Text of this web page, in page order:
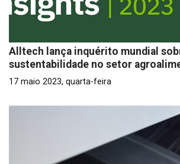
Alltech lança inquérito mundial
sustentabilidade no setor
17 maio 2023, quarta-feira